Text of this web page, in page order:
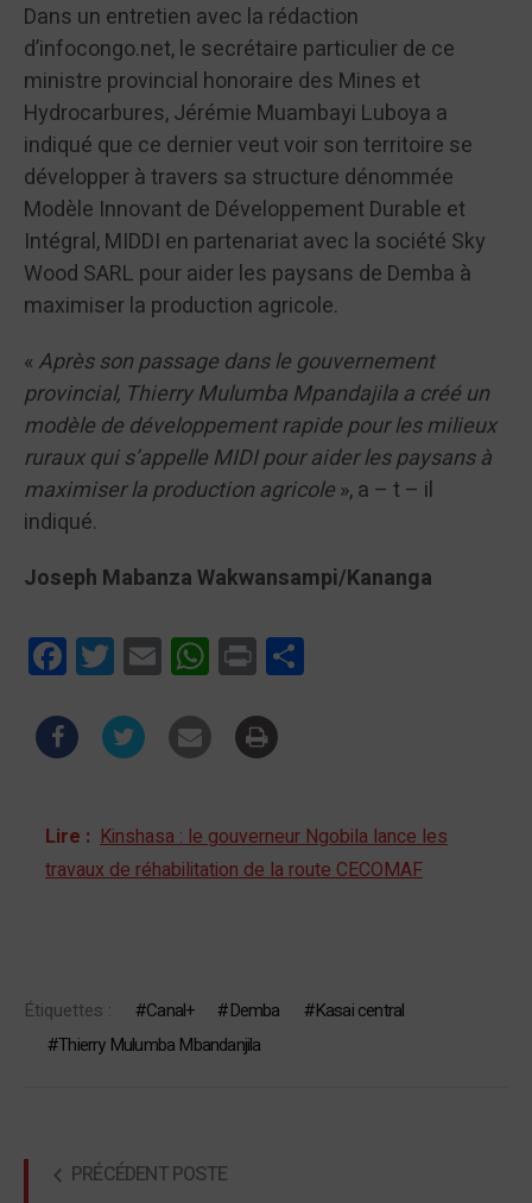
Dans un entretien avec la rédaction
d’infocongo.net, le secrétaire particulier de ce
ministre provincial honoraire des Mines et
Hydrocarbures, Jérémie Muambayi Luboya a
indiqué que ce dernier veut voir son territoire se
développer à travers sa structure dénommée
Modèle Innovant de Développement Durable et
Intégral, MIDDI en partenariat avec la société Sky
Wood SARL pour aider les paysans de Demba à
maximiser la production agricole.
« Après son passage dans le gouvernement
provincial, Thierry Mulumba Mpandajila a créé un
modèle de développement rapide pour les milieux
ruraux qui s’appelle MIDI pour aider les paysans à
maximiser la production agricole», a – t – il
indiqué.
Joseph Mabanza Wakwansampi/Kananga
FacebookTwitterEmail WhatsApp
Print
Lire : Kinshasa : le gouverneur Ngobila lance les
travaux de réhabilitation de la route CECOMAF
Étiquettes : Canal+ Demba
Kasai central
Thierry Mulumba Mbandanjila
PRÉCÉDENT POSTE